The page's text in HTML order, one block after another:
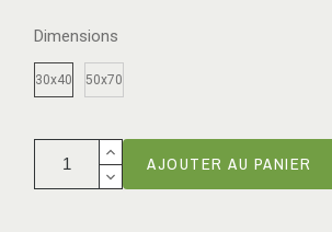
Dimensions
30x40 50x70
AJOUTER AU PANIER